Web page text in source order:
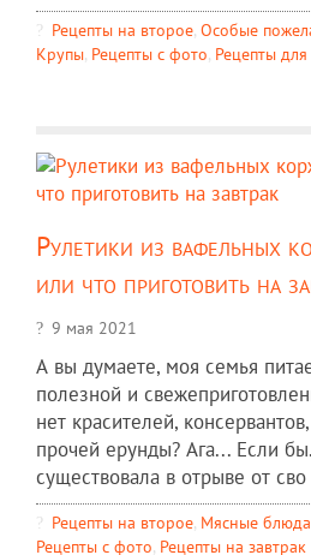
Рецепты на второе, Особые
Крупы, Рецепты c фото, Рецепты для
Рулетики из вафельных
или что приготовить на
9 мая 2021
А вы думаете, моя семья
полезной и
нет красителей,
прочей ерунды? Ага... Если
существовала в отрыве от
Рецепты на второе, Мясные блюда
Рецепты c фото, Рецепты на завтрак